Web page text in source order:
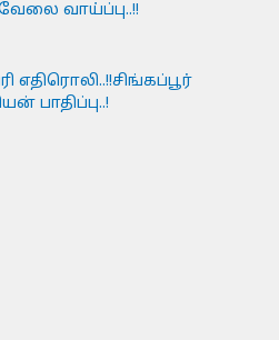
வேலை வாய்ப்பு..!!
எதிரொலி..!!சிங்கப்பூர்
பாதிப்பு..!